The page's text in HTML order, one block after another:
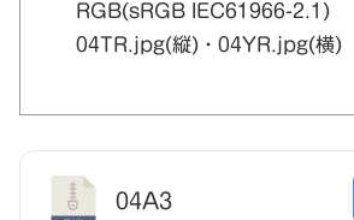
RGB(sRGB IEC61966-2.1)
04TR.jpg(縦)・04YR.jpg(横)
04A3